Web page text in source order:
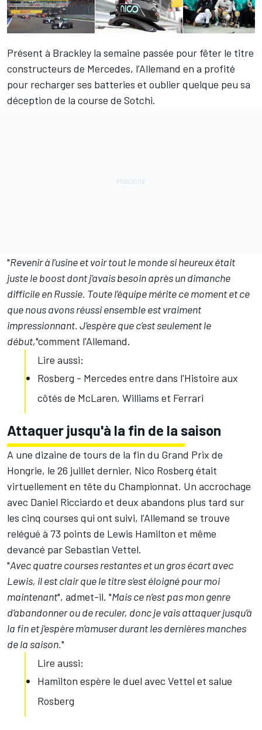
Présent à Brackley la semaine passée pour fêter le titre
constructeurs de Mercedes, l’Allemand en a profité
pour recharger ses batteries et oublier quelque peu sa
déception de la course de Sotchi.
"Revenir à l’usine et voir tout le monde si heureux était
juste le boost dont j’avais besoin après un dimanche
difficile en Russie. Toute l’équipe mérite ce moment et ce
que nous avons réussi ensemble est vraiment
impressionnant. J’espère que c’est seulement le
début,"comment l'Allemand.
Lire aussi:
Rosberg - Mercedes entre dans l'Histoire aux
côtés de McLaren, Williams et Ferrari
Attaquer jusqu'à la fin de la saison
A une dizaine de tours de la fin du Grand Prix de
Hongrie, le 26 juillet dernier, Nico Rosberg était
virtuellement en tête du Championnat. Un accrochage
avec Daniel Ricciardo et deux abandons plus tard sur
les cinq courses qui ont suivi, l’Allemand se trouve
relégué à 73 points de Lewis Hamilton et même
devancé parSebastian Vettel.
"Avec quatre courses restantes et un gros écart avec
Lewis, il est clair que le titre s’est éloigné pour moi
maintenant", admet-il. "Mais ce n’est pas mon genre
d’abandonner ou de reculer, donc je vais attaquer jusqu’à
la fin et j’espère m’amuser durant les dernières manches
de la saison."
Lire aussi:
Hamilton espère le duel avec Vettel et salue
Rosberg